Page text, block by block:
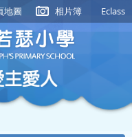
地圖 相片簿 Eclass